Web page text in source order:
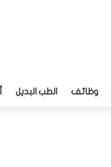
وظائف الطب البديل